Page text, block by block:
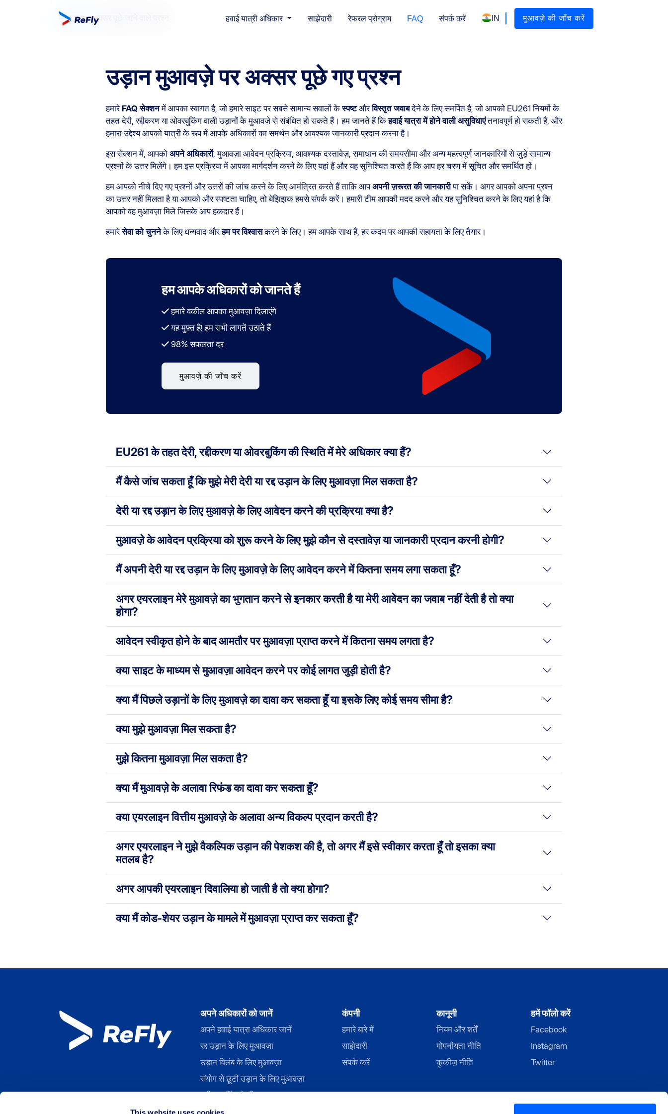
This website uses cookies
हवाई यात्री अधिकार साझेदारी रेफरल प्रोग्राम FAQ संपर्क करें IN मुआवज़े की जाँच करें
मुख्य पृष्ठ अक्सर पूछे जाने वाले प्रश्न
उड़ान मुआवज़े पर अक्सर पूछे गए प्रश्न
हमारे FAQ सेक्शनमें आपका स्वागत है, जो हमारे साइट पर सबसे सामान्य सवालों केस्पष्टऔरविस्तृत जवाबदेने के लिए समर्पित है, जो आपको EU261 नियमों के
तहत देरी, रद्दीकरण या ओवरबुकिंग वाली उड़ानों के मुआवज़े से संबंधित हो सकते हैं। हम जानते हैं किहवाई यात्रा में होने वाली असुविधाएंतनावपूर्ण हो सकती हैं, और
हमारा उद्देश्य आपको यात्री के रूप में आपके अधिकारों का समर्थन और आवश्यक जानकारी प्रदान करना है।
इस सेक्शन में, आपको अपने अधिकारों, मुआवज़ा आवेदन प्रक्रिया, आवश्यक दस्तावेज़, समाधान की समयसीमा और अन्य महत्वपूर्ण जानकारियों से जुड़े सामान्य
प्रश्नों के उत्तर मिलेंगे। हम इस प्रक्रिया में आपका मार्गदर्शन करने के लिए यहां हैं और यह सुनिश्चित करते हैं कि आप हर चरण में सूचित और समर्थित हों।
हम आपको नीचे दिए गए प्रश्नों और उत्तरों की जांच करने के लिए आमंत्रित करते हैं ताकि आपअपनी ज़रूरत की जानकारीपा सकें। अगर आपको अपना प्रश्न
का उत्तर नहीं मिलता है या आपको और स्पष्टता चाहिए, तो बेझिझक हमसे संपर्क करें। हमारी टीम आपकी मदद करने और यह सुनिश्चित करने के लिए यहां है कि
आपको वह मुआवज़ा मिले जिसके आप हकदार हैं।
हमारेसेवा को चुननेके लिए धन्यवाद औरहम पर विश्वासकरने के लिए। हम आपके साथ हैं, हर कदम पर आपकी सहायता के लिए तैयार।
हम आपके अधिकारों को जानते हैं
हमारे वकील आपका मुआवज़ा दिलाएंगे
यह मुफ़्त है! हम सभी लागतें उठाते हैं
98% सफलता दर
मुआवज़े की जाँच करें
EU261 के तहत देरी, रद्दीकरण या ओवरबुकिंग की स्थिति में मेरे अधिकार क्या हैं?
मैं कैसे जांच सकता हूँ कि मुझे मेरी देरी या रद्द उड़ान के लिए मुआवज़ा मिल सकता है?
देरी या रद्द उड़ान के लिए मुआवज़े के लिए आवेदन करने की प्रक्रिया क्या है?
मुआवज़े के आवेदन प्रक्रिया को शुरू करने के लिए मुझे कौन से दस्तावेज़ या जानकारी प्रदान करनी होगी?
मैं अपनी देरी या रद्द उड़ान के लिए मुआवज़े के लिए आवेदन करने में कितना समय लगा सकता हूँ?
अगर एयरलाइन मेरे मुआवज़े का भुगतान करने से इनकार करती है या मेरी आवेदन का जवाब नहीं देती है तो क्या
होगा?
आवेदन स्वीकृत होने के बाद आमतौर पर मुआवज़ा प्राप्त करने में कितना समय लगता है?
क्या साइट के माध्यम से मुआवज़ा आवेदन करने पर कोई लागत जुड़ी होती है?
क्या मैं पिछले उड़ानों के लिए मुआवज़े का दावा कर सकता हूँ या इसके लिए कोई समय सीमा है?
क्या मुझे मुआवज़ा मिल सकता है?
मुझे कितना मुआवज़ा मिल सकता है?
क्या मैं मुआवज़े के अलावा रिफंड का दावा कर सकता हूँ?
क्या एयरलाइन वित्तीय मुआवज़े के अलावा अन्य विकल्प प्रदान करती है?
अगर एयरलाइन ने मुझे वैकल्पिक उड़ान की पेशकश की है, तो अगर मैं इसे स्वीकार करता हूँ तो इसका क्या
मतलब है?
अगर आपकी एयरलाइन दिवालिया हो जाती है तो क्या होगा?
क्या मैं कोड-शेयर उड़ान के मामले में मुआवज़ा प्राप्त कर सकता हूँ?
अपने अधिकारों को जानें
अपने हवाई यात्रा अधिकार जानें
रद्द उड़ान के लिए मुआवज़ा
उड़ान विलंब के लिए मुआवज़ा
संयोग से छूटी उड़ान के लिए मुआवज़ा
अधिक बुकिंग के लिए मुआवज़ा
बोर्डिंग इनकार के लिए मुआवज़ा
कंपनी
हमारे बारे में
साझेदारी
संपर्क करें
कानूनी
नियम और शर्तें
गोपनीयता नीति
कुकीज़ नीति
हमें फॉलो करें
Facebook
Instagram
Twitter